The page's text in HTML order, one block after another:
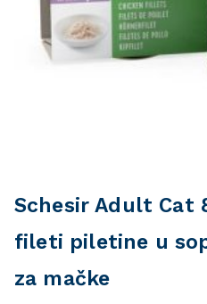
Schesir Adult Cat
fileti piletine u
za mačke